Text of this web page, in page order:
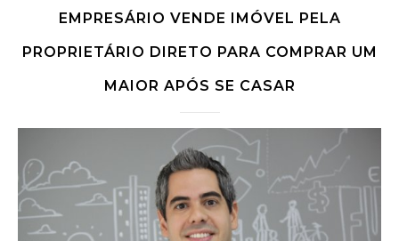
EMPRESÁRIO VENDE IMÓVEL PELA
PROPRIETÁRIO DIRETO PARA COMPRAR UM
MAIOR APÓS SE CASAR